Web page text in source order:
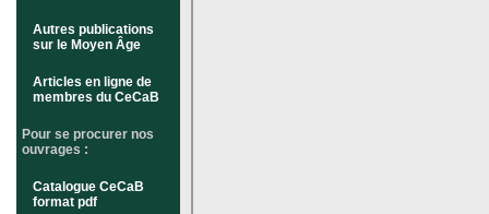
Autres publications
sur le Moyen Âge
Articles en ligne de
membres du CeCaB
Pour se procurer nos
ouvrages :
Catalogue CeCaB
format pdf